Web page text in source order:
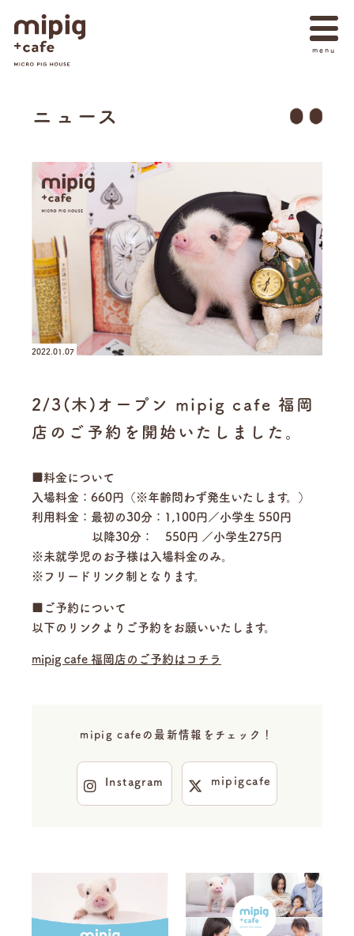
ニュース
2022.01.07
2/3(木)オープン mipig cafe 福岡
店のご予約を開始いたしました。
■料金について
入場料金：660円（※年齢問わず発生いたします。）
利用料金：最初の30分：1,100円／小学生 550円
以降30分： 550円 ／小学生275円
※未就学児のお子様は入場料金のみ。
※フリードリンク制となります。
■ご予約について
以下のリンクよりご予約をお願いいたします。
mipig cafe 福岡店のご予約はコチラ
mipig cafeの最新情報をチェック！
Instagram mipigcafe